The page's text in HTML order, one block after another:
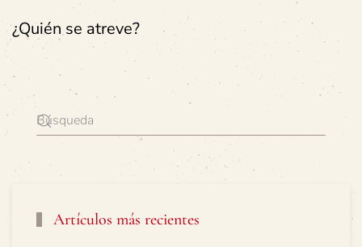
¿Quién se atreve?
Artículos más recientes